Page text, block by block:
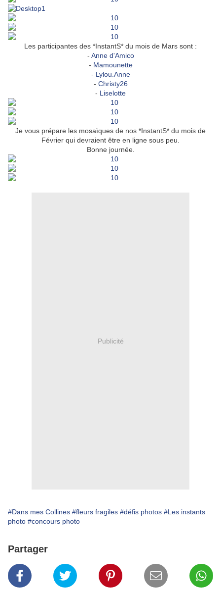
Les participantes des *InstantS* du mois de Mars sont :
- Anne d'Amico
- Mamounette
- Lylou.Anne
- Christy26
- Liselotte
Je vous prépare les mosaïques de nos *InstantS* du mois de
Février qui devraient être en ligne sous peu.
Bonne journée.
Publicité
#Dans mes Collines #fleurs fragiles #défis photos #Les instants
photo #concours photo
Partager